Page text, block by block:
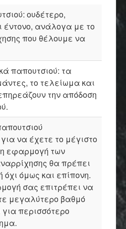
ουδέτερο,
έντονο, ανάλογα με το
που θέλουμε να
παπουτσιού: τα
το τελείωμα και
την απόδοση
να έχετε το μέγιστο
εφαρμογή των
θα πρέπει
όχι όμως και επίπονη.
σας επιτρέπει να
μεγαλύτερο βαθμό
για περισσότερο